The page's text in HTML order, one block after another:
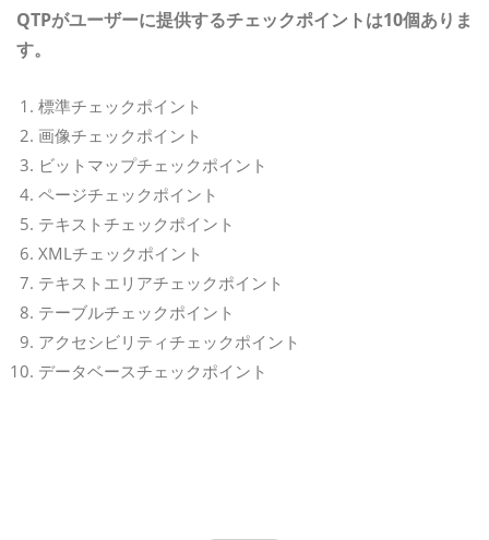
QTPがユーザーに提供するチェックポイントは10個ありま
す。
標準チェックポイント
画像チェックポイント
ビットマップチェックポイント
ページチェックポイント
テキストチェックポイント
XMLチェックポイント
テキストエリアチェックポイント
テーブルチェックポイント
アクセシビリティチェックポイント
データベースチェックポイント